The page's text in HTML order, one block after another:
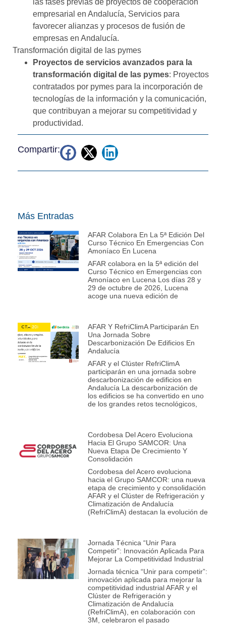
empresarial en Andalucía, Servicios para
favorecer alianzas y procesos de fusión de
empresas en Andalucía.
Transformación digital de las pymes
Proyectos de servicios avanzados para la
transformación digital de las pymes: Proyectos
contratados por pymes para la incorporación de
tecnologías de la información y la comunicación,
que contribuyan a mejorar su competitividad y
productividad.
Compartir:
Más Entradas
AFAR Colabora En La 5ª Edición Del
Curso Técnico En Emergencias Con
Amoníaco En Lucena
AFAR colabora en la 5ª edición del
Curso Técnico en Emergencias con
Amoníaco en Lucena Los días 28 y
29 de octubre de 2026, Lucena
acoge una nueva edición de
AFAR Y RefriClimA Participarán En
Una Jornada Sobre
Descarbonización De Edificios En
Andalucía
AFAR y el Clúster RefriClimA
participarán en una jornada sobre
descarbonización de edificios en
Andalucía La descarbonización de
los edificios se ha convertido en uno
de los grandes retos tecnológicos,
Cordobesa Del Acero Evoluciona
Hacia El Grupo SAMCOR: Una
Nueva Etapa De Crecimiento Y
Consolidación
Cordobesa del Acero evoluciona
hacia el Grupo SAMCOR: una nueva
etapa de crecimiento y consolidación
AFAR y el Clúster de Refrigeración y
Climatización de Andalucía
(RefriClimA) destacan la evolución de
Jornada Técnica “Unir Para
Competir”: Innovación Aplicada Para
Mejorar La Competitividad Industrial
Jornada técnica “Unir para competir”:
innovación aplicada para mejorar la
competitividad industrial AFAR y el
Clúster de Refrigeración y
Climatización de Andalucía
(RefriClimA), en colaboración con
3M, celebraron el pasado